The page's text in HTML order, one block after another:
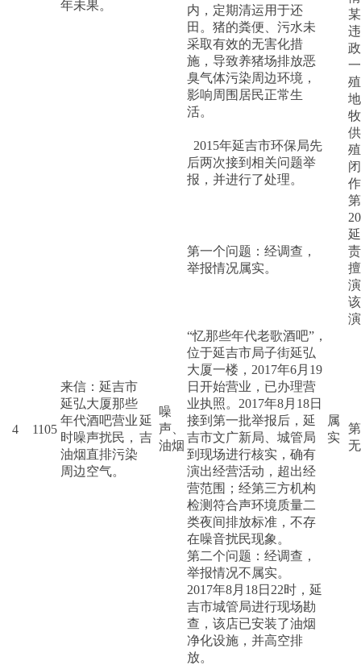
年未果。
内，定期清运用于还
田。猪的粪便、污水未
采取有效的无害化措
施，导致养猪场排放恶
臭气体污染周边环境，
影响周围居民正常生
活。
2015年延吉市环保局先
后两次接到相关问题举
报，并进行了处理。
4 1105
来信：延吉市
延弘大厦那些
年代酒吧营业
时噪声扰民，
油烟直排污染
周边空气。
延
吉
噪
声、
油烟
第一个问题：经调查，
举报情况属实。
属
实
“忆那些年代老歌酒吧”，
位于延吉市局子街延弘
大厦一楼，2017年6月19
日开始营业，已办理营
业执照。2017年8月18日
接到第一批举报后，延
吉市文广新局、城管局
到现场进行核实，确有
演出经营活动，超出经
营范围；经第三方机构
检测符合声环境质量二
类夜间排放标准，不存
在噪音扰民现象。
第二个问题：经调查，
举报情况不属实。
2017年8月18日22时，延
吉市城管局进行现场勘
查，该店已安装了油烟
净化设施，并高空排
放。